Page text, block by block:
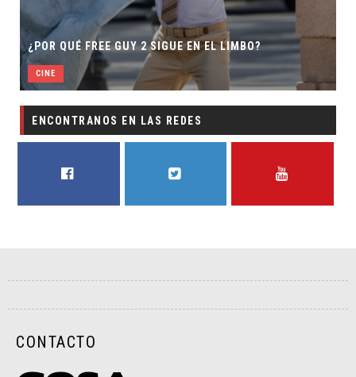
¿POR QUÉ FREE GUY 2 SIGUE EN EL LIMBO?
CINE
ENCONTRANOS EN LAS REDES
CONTACTO